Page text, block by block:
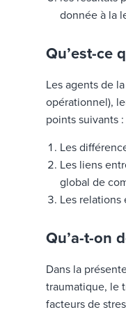
donnée à la
Qu’est-ce
Les agents de
opérationnel),
points suivants :
Les
Les liens
global de
Les relations
Qu’a-t-on
Dans la
traumatique, le
facteurs de